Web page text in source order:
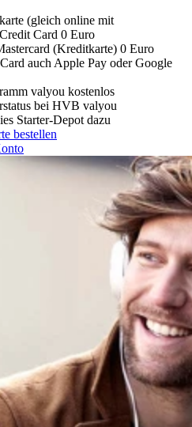
(gleich online mit
Card 0 Euro
(Kreditkarte) 0 Euro
auch Apple Pay oder Google
valyou kostenlos
bei HVB valyou
Starter-Depot dazu
bestellen